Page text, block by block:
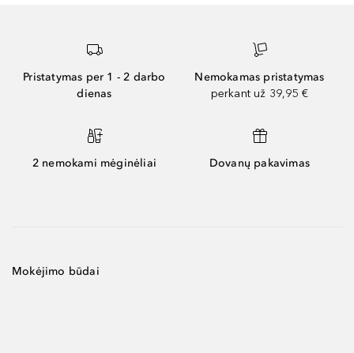
Pristatymas per 1 - 2 darbo
dienas
Nemokamas pristatymas
perkant už 39,95 €
2 nemokami mėginėliai Dovanų pakavimas
Mokėjimo būdai